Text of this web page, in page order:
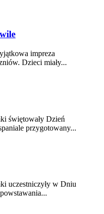
impreza
Dzieci miały...
świętowały Dzień
przygotowany...
uczestniczyły w Dniu